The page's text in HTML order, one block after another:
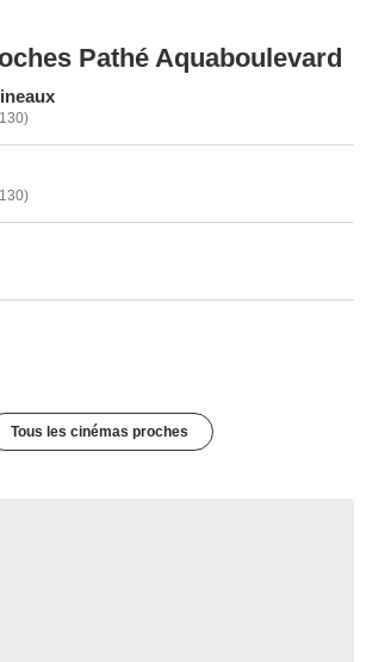
Pathé Aquaboulevard
Tous les cinémas proches